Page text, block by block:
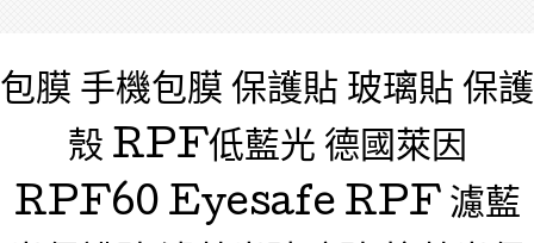
包膜 手機包膜 保護貼 玻璃貼 保護
殼 RPF低藍光 德國萊因
RPF60 Eyesafe RPF 濾藍